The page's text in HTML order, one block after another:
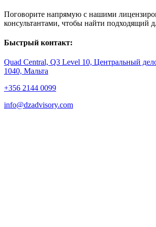
Поговорите напрямую с нашими
консультантами, чтобы найти подходящий
Быстрый контакт:
Quad Central, Q3 Level 10, Центральный
1040, Мальта
+356 2144 0099
info@dzadvisory.com